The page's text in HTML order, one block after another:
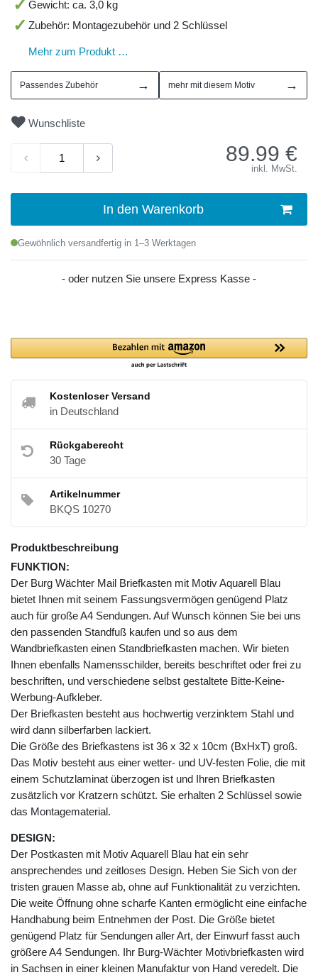
Gewicht: ca. 3,0 kg
Zubehör: Montagezubehör und 2 Schlüssel
Mehr zum Produkt …
Passendes Zubehör → mehr mit diesem Motiv →
Wunschliste
89.99 €
inkl. MwSt.
In den Warenkorb
Gewöhnlich versandfertig in 1–3 Werktagen
- oder nutzen Sie unsere Express Kasse -
Kostenloser Versand
in Deutschland
Rückgaberecht
30 Tage
Artikelnummer
BKQS 10270
Produktbeschreibung
FUNKTION:
Der Burg Wächter Mail Briefkasten mit Motiv Aquarell Blau
bietet Ihnen mit seinem Fassungsvermögen genügend Platz
auch für große A4 Sendungen. Auf Wunsch können Sie bei uns
den passenden Standfuß kaufen und so aus dem
Wandbriefkasten einen Standbriefkasten machen. Wir bieten
Ihnen ebenfalls Namensschilder, bereits beschriftet oder frei zu
beschriften, und verschiedene selbst gestaltete Bitte-Keine-
Werbung-Aufkleber.
Der Briefkasten besteht aus hochwertig verzinktem Stahl und
wird dann silberfarben lackiert.
Die Größe des Briefkastens ist 36 x 32 x 10cm (BxHxT) groß.
Das Motiv besteht aus einer wetter- und UV-festen Folie, die mit
einem Schutzlaminat überzogen ist und Ihren Briefkasten
zusätzlich vor Kratzern schützt. Sie erhalten 2 Schlüssel sowie
das Montagematerial.
DESIGN:
Der Postkasten mit Motiv Aquarell Blau hat ein sehr
ansprechendes und zeitloses Design. Heben Sie Sich von der
tristen grauen Masse ab, ohne auf Funktionalität zu verzichten.
Die weite Öffnung ohne scharfe Kanten ermöglicht eine einfache
Handhabung beim Entnehmen der Post. Die Größe bietet
genügend Platz für Sendungen aller Art, der Einwurf fasst auch
größere A4 Sendungen. Ihr Burg-Wächter Motivbriefkasten wird
in Sachsen in einer kleinen Manufaktur von Hand veredelt. Die